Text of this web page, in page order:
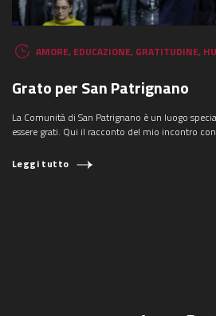
AMORE, EDUCAZIONE, GRATITUDINE,
Grato per San Patrignano
La Comunità di San Patrignano è un luogo
essere grati. Qui il racconto del mio incontro
Leggi tutto